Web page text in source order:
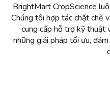
BrightMart CropScience
Chúng tôi hợp tác chặt chẽ
cung cấp hỗ trợ kỹ thuật
những giải pháp tối ưu,